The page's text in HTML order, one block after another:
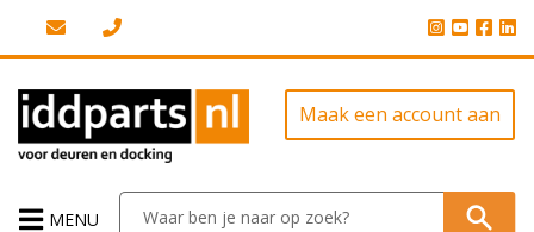
Maak een account aan
MENU